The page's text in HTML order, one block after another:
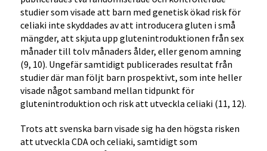
studier som visade att barn med genetisk ökad risk för
celiaki inte skyddades av att introducera gluten i små
mängder, att skjuta upp glutenintroduktionen från sex
månader till tolv månaders ålder, eller genom amning
(9, 10). Ungefär samtidigt publicerades resultat från
studier där man följt barn prospektivt, som inte heller
visade något samband mellan tidpunkt för
glutenintroduktion och risk att utveckla celiaki (11, 12).
Trots att svenska barn visade sig ha den högsta risken
att utveckla CDA och celiaki, samtidigt som